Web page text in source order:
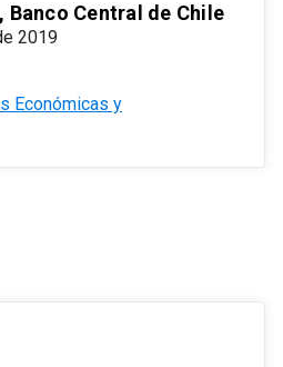
Banco Central de Chile
2019
Económicas y